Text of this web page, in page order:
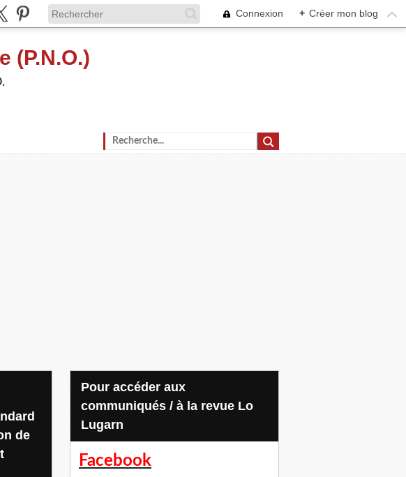
Connexion + Créer mon blog
(P.N.O.)
de
Pour accéder aux
communiqués / à la revue Lo
Lugarn
Facebook